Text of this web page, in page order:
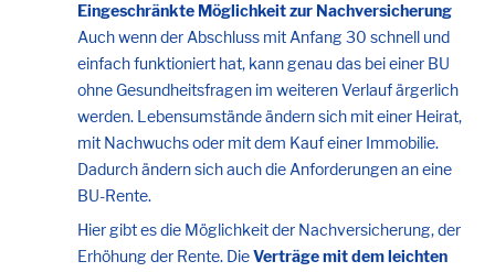
Eingeschränkte Möglichkeit zur Nachversicherung
Auch wenn der Abschluss mit Anfang 30 schnell und
einfach funktioniert hat, kann genau das bei einer BU
ohne Gesundheitsfragen im weiteren Verlauf ärgerlich
werden. Lebensumstände ändern sich mit einer Heirat,
mit Nachwuchs oder mit dem Kauf einer Immobilie.
Dadurch ändern sich auch die Anforderungen an eine
BU-Rente.
Hier gibt es die Möglichkeit der Nachversicherung, der
Erhöhung der Rente. DieVerträge mit dem leichten